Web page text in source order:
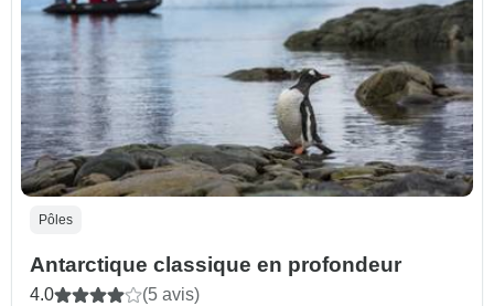
Pôles
Antarctique classique en profondeur
4.0 (5 avis)